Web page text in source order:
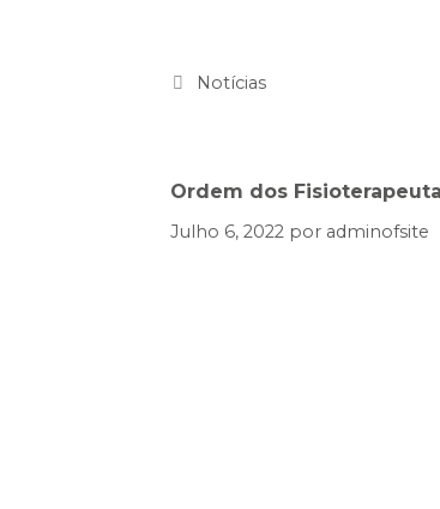
Notícias
Ordem dos
Julho 6, 2022 por adminofsite